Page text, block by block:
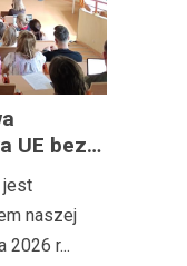
UE bez
jest
naszej
2026 r...